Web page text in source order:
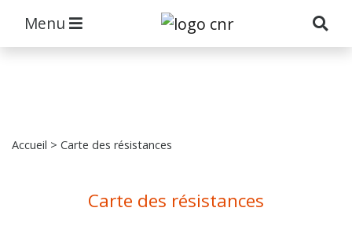
Menu
Accueil > Carte des résistances
Carte des résistances